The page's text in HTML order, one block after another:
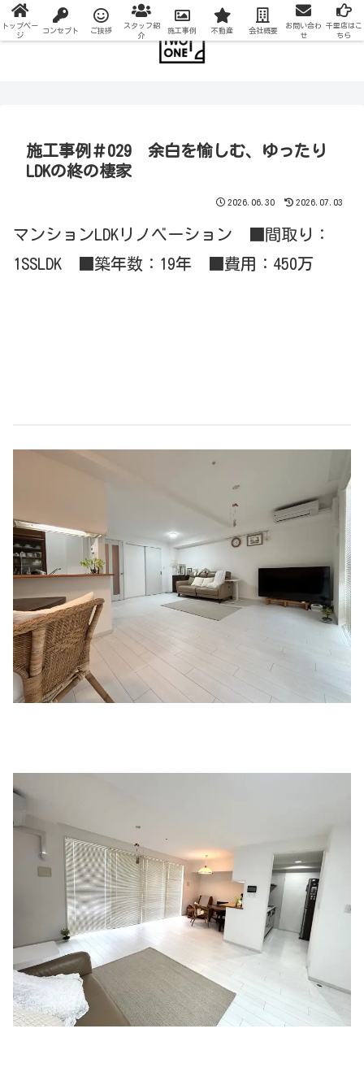
施工事例＃029 余白を愉しむ、ゆったり
LDKの終の棲家
2026.06.30 2026.07.03
マンションLDKリノベーション ■間取り：
1SSLDK ■築年数：19年 ■費用：450万
トップペー
ジ
コンセプト ご挨拶
スタッフ紹
介
施工事例 不動産 会社概要
お問い合わ
せ
千里店はこ
ちら